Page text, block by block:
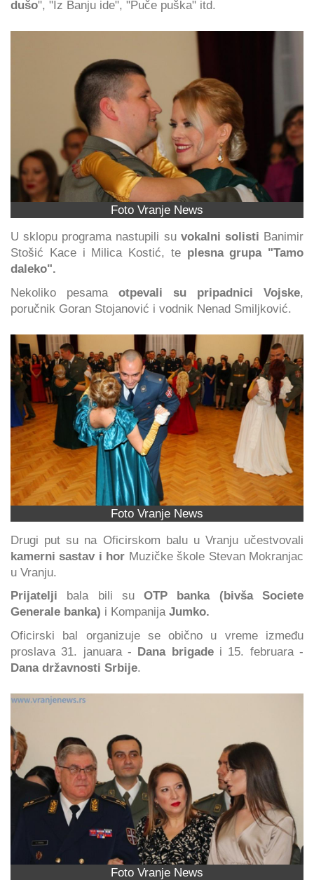
dušo", "Iz Banju ide", "Puče puška" itd.
Foto Vranje News
U sklopu programa nastupili su vokalni solisti Banimir
Stošić Kace i Milica Kostić, te plesna grupa "Tamo
daleko".
Nekoliko pesama otpevali su pripadnici Vojske,
poručnik Goran Stojanović i vodnik Nenad Smiljković.
Foto Vranje News
Drugi put su na Oficirskom balu u Vranju učestvovali
kamerni sastav i hor Muzičke škole Stevan Mokranjac
u Vranju.
Prijatelji bala bili suOTP banka (bivša Societe
Generale banka) i Kompanija Jumko.
Oficirski bal organizuje se obično u vreme između
proslava 31. januara - Dana brigadei 15. februara -
Dana državnosti Srbije.
Foto Vranje News